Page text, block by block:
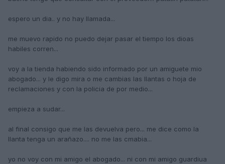
espero un dia.. y no hay llamada...
me muevo rapido no puedo dejar pasar el tiempo los dioas
habiles corren...
voy a la tienda habiendo sido informado por un amiguete mio
abogado... y le digo mira o me cambias las llantas o hoja de
reclamaciones y con la policia de por medio...
empieza a sudar...
al final consigo que me las devuelva pero... me dice como la
llanta tenga un arañazo.... no me las cmabia...
yo no voy con mi amigo el abogado... ni con mi amigo guardiua